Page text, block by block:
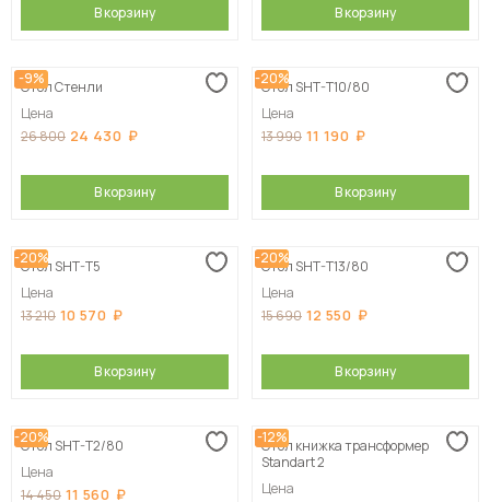
В корзину В корзину
-9%
Стол Стенли
Цена
26 800 24 430
В корзину
-20%
Стол SHT-T10/80
Цена
13 990 11 190
В корзину
-20%
Стол SHT-T5
Цена
13 210 10 570
В корзину
-20%
Стол SHT-T13/80
Цена
15 690 12 550
В корзину
-20%
Стол SHT-T2/80
Цена
14 450 11 560
-12%
Стол книжка трансформер
Standart 2
Цена